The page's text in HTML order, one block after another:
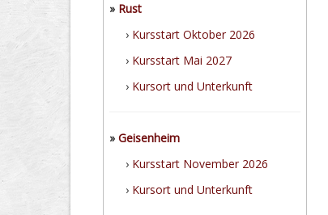
» Rust
› Kursstart Oktober 2026
› Kursstart Mai 2027
› Kursort und Unterkunft
» Geisenheim
› Kursstart November 2026
› Kursort und Unterkunft